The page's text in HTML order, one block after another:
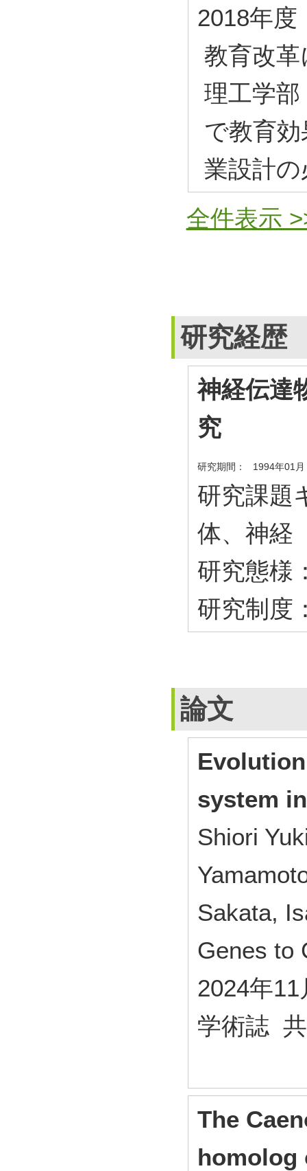
2018年度
教育改
理工学
で教育
業設計
全件表示
研究経歴
神経伝達
究
研究期間： 1994年01月
研究課題
体、神経
研究態様
研究制度
論文
system
Shiori
Sakata,
Genes
2024年11
学術誌
The
homolog